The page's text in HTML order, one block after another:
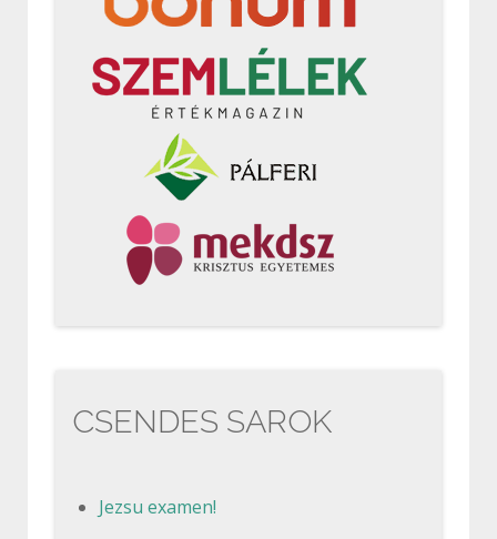
CSENDES SAROK
Jezsu examen!